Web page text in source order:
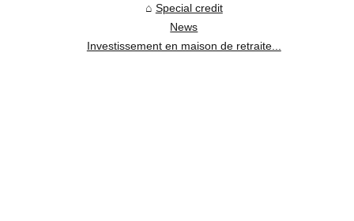
Special credit
News
Investissement en maison de retraite...